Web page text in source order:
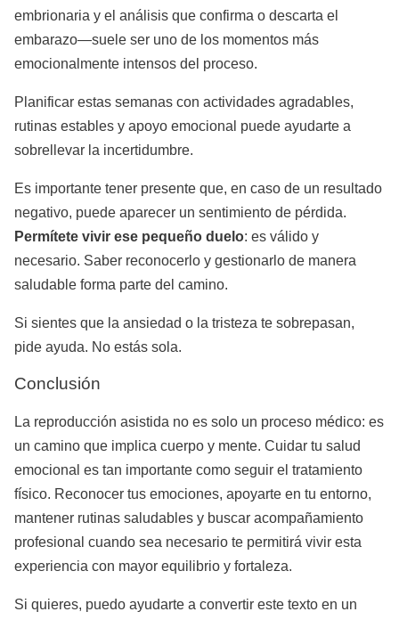
embrionaria y el análisis que confirma o descarta el
embarazo—suele ser uno de los momentos más
emocionalmente intensos del proceso.
Planificar estas semanas con actividades agradables,
rutinas estables y apoyo emocional puede ayudarte a
sobrellevar la incertidumbre.
Es importante tener presente que, en caso de un resultado
negativo, puede aparecer un sentimiento de pérdida.
Permítete vivir ese pequeño duelo: es válido y
necesario. Saber reconocerlo y gestionarlo de manera
saludable forma parte del camino.
Si sientes que la ansiedad o la tristeza te sobrepasan,
pide ayuda. No estás sola.
Conclusión
La reproducción asistida no es solo un proceso médico: es
un camino que implica cuerpo y mente. Cuidar tu salud
emocional es tan importante como seguir el tratamiento
físico. Reconocer tus emociones, apoyarte en tu entorno,
mantener rutinas saludables y buscar acompañamiento
profesional cuando sea necesario te permitirá vivir esta
experiencia con mayor equilibrio y fortaleza.
Si quieres, puedo ayudarte a convertir este texto en un